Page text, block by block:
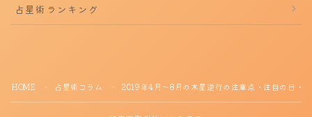
占星術ランキング
HOME ＞ 占星術コラム ＞ 2019年4月～8月の木星逆行の注意点・注目の日・